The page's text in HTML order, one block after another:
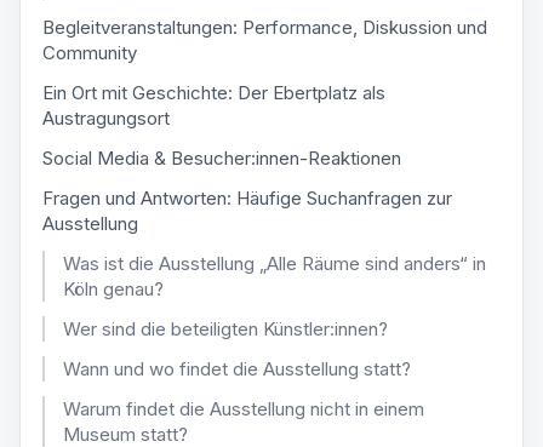
Begleitveranstaltungen: Performance, Diskussion und
Community
Ein Ort mit Geschichte: Der Ebertplatz als
Austragungsort
Social Media & Besucher:innen-Reaktionen
Fragen und Antworten: Häufige Suchanfragen zur
Ausstellung
Was ist die Ausstellung „Alle Räume sind anders“ in
Köln genau?
Wer sind die beteiligten Künstler:innen?
Wann und wo findet die Ausstellung statt?
Warum findet die Ausstellung nicht in einem
Museum statt?